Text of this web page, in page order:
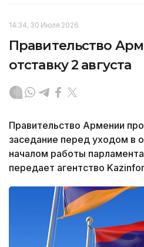
14:34, 30 Июля 2026
Правительство
отставку 2 августа
Правительство Армении
заседание перед уходом в
началом работы
передает агентство